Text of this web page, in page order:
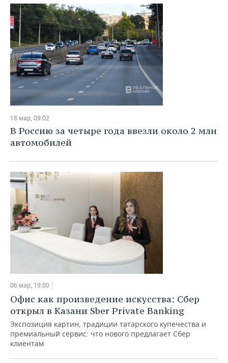
18 мар, 09:02
В Россию за четыре года ввезли около 2 млн
автомобилей
06 мар, 19:00
Офис как произведение искусства: Сбер
открыл в Казани Sber Private Banking
Экспозиция картин, традиции татарского купечества и
премиальный сервис: что нового предлагает Сбер
клиентам